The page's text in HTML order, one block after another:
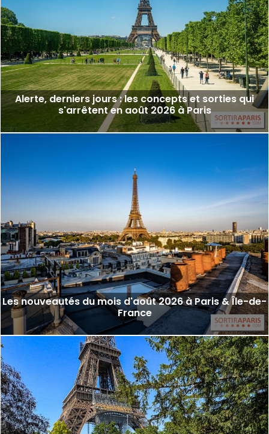
Alerte, derniers jours : les concepts et sorties qui
s'arrêtent en août 2026 à Paris
Les nouveautés du mois d'août 2026 à Paris & Île-de-
France